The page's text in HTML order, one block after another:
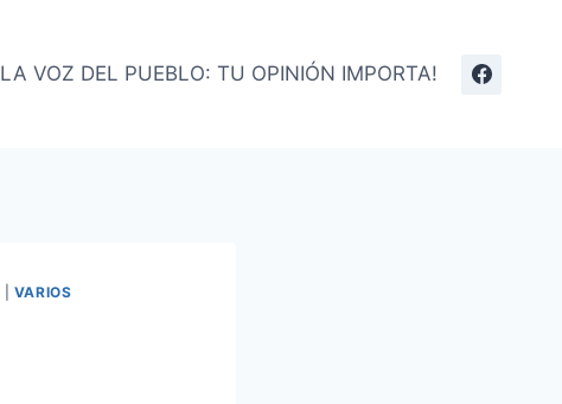
LA VOZ DEL PUEBLO: TU OPINIÓN IMPORTA!
VARIOS